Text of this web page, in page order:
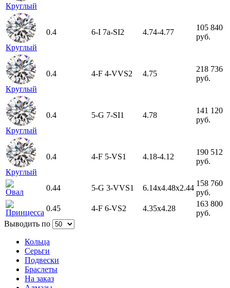
Круглый
Круглый
0.4 6-I 7а-SI2 4.74-4.77
105 840
руб.
Круглый
0.4 4-F 4-VVS2 4.75
218 736
руб.
Круглый
0.4 5-G 7-SI1 4.78
141 120
руб.
Круглый
0.4 4-F 5-VS1 4.18-4.12
190 512
руб.
Овал 0.44 5-G 3-VVS1 6.14х4.48х2.44
158 760
руб.
Принцесса 0.45 4-F 6-VS2 4.35x4.28
163 800
руб.
Выводить по
Кольца
Серьги
Подвески
Браслеты
На заказ